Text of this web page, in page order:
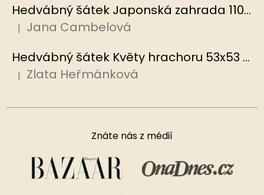
Hedvábný šátek Japonská zahrada 110x110 cm v dárkovém balení, HEDVÁBNÝ SVĚT
Hodnocení produktu je 5 z 5 hvězdiček.
| Jana Cambelová
Hedvábný šátek Květy hrachoru 53x53 cm v dárkovém balení, HEDVÁBNÝ SVĚT
Hodnocení produktu je 5 z 5 hvězdiček.
| Zlata Heřmánková
Znáte nás z médií